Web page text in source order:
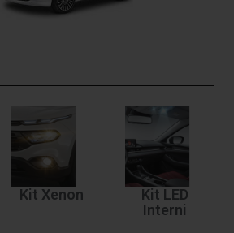
Kit Xenon
Kit LED
Interni